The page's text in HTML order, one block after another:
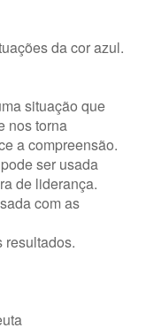
da cor azul.
situação que
nos torna
a compreensão.
ser usada
de liderança.
com as
resultados.